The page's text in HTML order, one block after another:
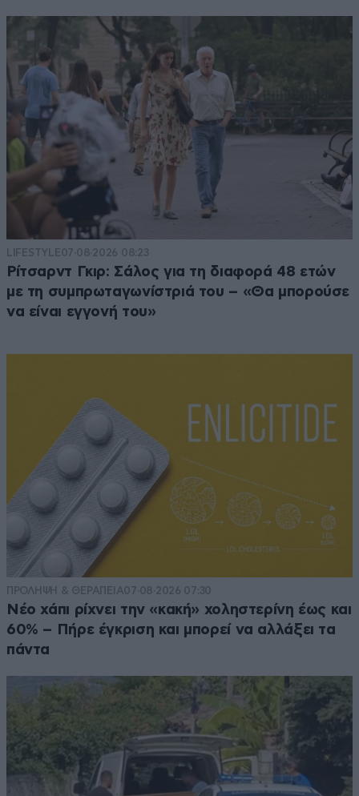
LIFESTYLE07·08·2026 08:23
Ρίτσαρντ Γκιρ: Σάλος για τη διαφορά 48 ετών
με τη συμπρωταγωνίστριά του – «Θα μπορούσε
να είναι εγγονή του»
ΠΡΟΛΗΨΗ & ΘΕΡΑΠΕΙΑ07·08·2026 07:30
Νέο χάπι ρίχνει την «κακή» χοληστερίνη έως και
60% – Πήρε έγκριση και μπορεί να αλλάξει τα
πάντα